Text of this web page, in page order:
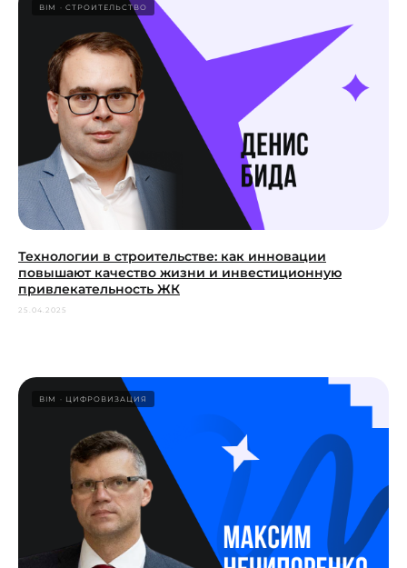
BIM СТРОИТЕЛЬСТВО
Технологии в строительстве: как инновации
повышают качество жизни и инвестиционную
привлекательность ЖК
25.04.2025
BIM ЦИФРОВИЗАЦИЯ
еще больше